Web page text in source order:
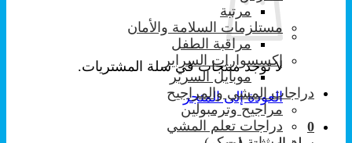
لا توجد منتجات في سلة المشتريات.
العودة إلى المتجر
0
مرتبة
مستلزمات السلامة والأمان
مراقبة الطفل
إكسسوارات السراير
موبايل السرير
دراجات المشي والمراجيح
مراجيح وترمبولين
دراجات تعلم المشي